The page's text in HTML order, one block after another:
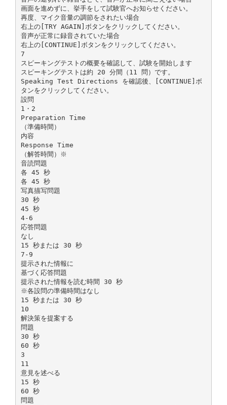
画面を進めずに、挙手をして試験官へお知らせください。
再度、マイク音量の調節をされたい場合
右上の[TRY AGAIN]ボタンをクリックしてください。
音声が正常に録音されていた場合
右上の[CONTINUE]ボタンをクリックしてください。
7
スピーキングテストの概要を確認して、試験を開始します
スピーキングテストは約 20 分間（11 問）です。
Speaking Test Directions を確認後、[CONTINUE]ボ
タンをクリックしてください。
設問
1・2
Preparation Time
（準備時間）
内容
Response Time
（解答時間）※
音読問題
各 45 秒
各 45 秒
写真描写問題
30 秒
45 秒
4-6
応答問題
なし
15 秒または 30 秒
7-9
提示された情報に
基づく応答問題
提示された情報を読む時間 30 秒
※各設問の準備時間はなし
15 秒または 30 秒
10
解決策を提案する
問題
30 秒
60 秒
3
11
意見を述べる
15 秒
60 秒
問題